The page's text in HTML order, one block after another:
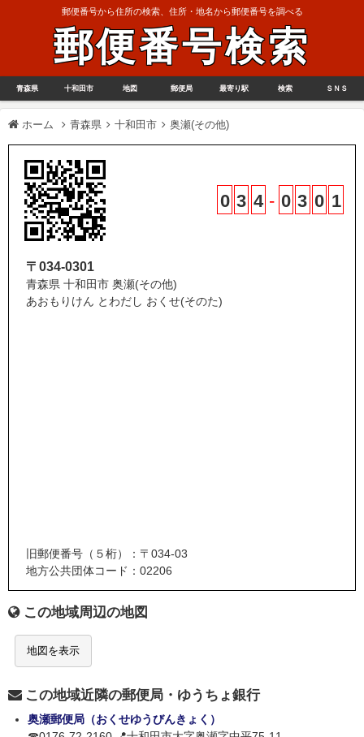
郵便番号から住所の検索、住所・地名から郵便番号を調べる
郵便番号検索
青森県 十和田市 地図 郵便局 最寄り駅 検索 ＳＮＳ
ホーム 青森県 十和田市 奥瀬(その他)
0 3 4 - 0 3 0 1
〒034-0301
青森県 十和田市 奥瀬(その他)
あおもりけん とわだし おくせ(そのた)
旧郵便番号（５桁）：〒034-03
地方公共団体コード：02206
この地域周辺の地図
地図を表示
この地域近隣の郵便局・ゆうちょ銀行
奥瀬郵便局（おくせゆうびんきょく）